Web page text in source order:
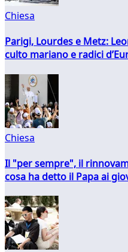
Chiesa
Parigi, Lourdes e Metz:
culto mariano e radici
Chiesa
Il "per sempre", il
cosa ha detto il Papa ai